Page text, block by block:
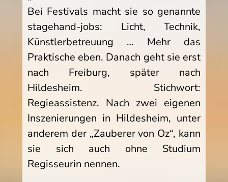
Bei Festivals macht sie so genannte
stagehand-jobs: Licht, Technik,
Künstlerbetreuung … Mehr das
Praktische eben. Danach geht sie erst
nach Freiburg, später nach
Hildesheim. Stichwort:
Regieassistenz. Nach zwei eigenen
Inszenierungen in Hildesheim, unter
anderem der „Zauberer von Oz“, kann
sie sich auch ohne Studium
Regisseurin nennen.